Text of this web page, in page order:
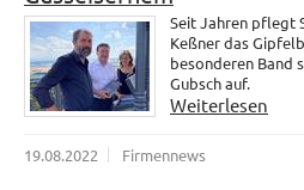
Seit Jahren pflegt
Keßner das
besonderen Band
Gubsch auf.
Weiterlesen
19.08.2022 Firmennews